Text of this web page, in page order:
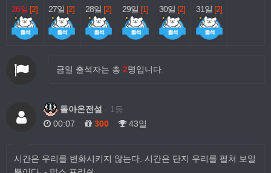
26일 [2] 27일 [2] 28일 [2] 29일 [1] 30일 [2] 31일 [2]
금일 출석자는 총 2명입니다.
돌아온전설 - 1등
00:07
300 43일
시간은 우리를 변화시키지 않는다. 시간은 단지 우리를 펼쳐 보일